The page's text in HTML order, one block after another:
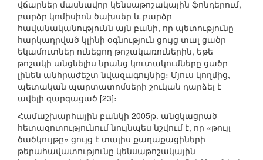
վճարներ մասնավոր կենսաթոշակային ֆոնդերում,
բարձր կոմիսիոն ծախսեր և բարձր
հավանականությունն այն բանի, որ պետությունը
հարկադրված կլինի օգնություն ցույց տալ ցածր
եկամուտներ ունեցող թոշակառուներին, եթե
թոշակի անցնելիս նրանց կուտակումները ցածր
լինեն անհրաժեշտ նվազագույնից։ Մյուս կողմից,
պետական պարտատոմսերի շուկան դարձել է
ավելի զարգացած [23]։
Համաշխարհային բանկի 2005թ. անցկացրած
հետազոտությունում նույնպես նշվում է, որ «թույլ
ծածկույթը» ցույց է տալիս քաղաքացիների
թերահավատությունը կենսաթոշակային